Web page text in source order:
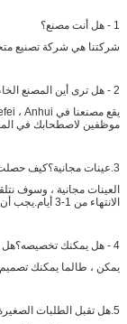
1 - هل أنت مصنع؟
شركتنا هي شركة تصنيع
2 - هل ترى أين المصنع الخاص بك؟
موظفين لاصطحابك في
3.عينات مجانية؟كيف حصلت عليها؟
العينات مجانية ، وسوف
الانتهاء من 1-3 أيام.يجب أن تتحمل شركتك تكلفة نقل العينة.
4 - هل يمكنك تخصيصه؟هل يمكنني استخدام تصميمي؟
يمكن ، طالما يمكنك تصميم
5.هل تقبل الطلبات الصغيرة؟